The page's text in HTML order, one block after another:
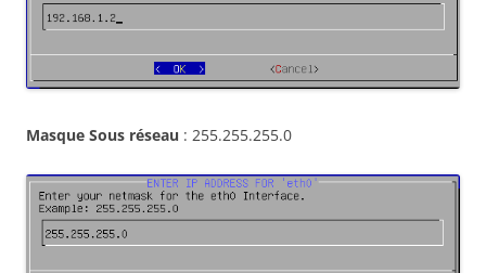
Masque Sous réseau : 255.255.255.0